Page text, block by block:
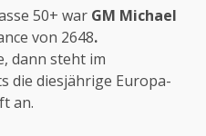
50+ war GM Michael
von 2648.
dann steht im
die diesjährige Europa-
an.